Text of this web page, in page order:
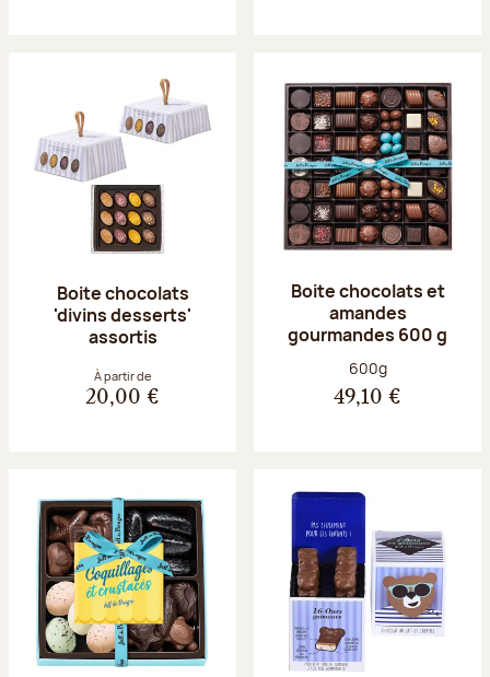
Boite chocolats
'divins desserts'
assortis
À partir de
20,00 €
Boite chocolats et
amandes
gourmandes 600 g
Poids net :
600g
49,10 €